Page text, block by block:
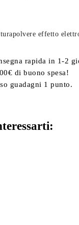
effetto
rapida in 1-2
di buono spesa!
guadagni 1 punto.